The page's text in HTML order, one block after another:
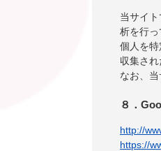
当サイ
析を行
個人を特
収集さ
なお、
８．
http://
https://